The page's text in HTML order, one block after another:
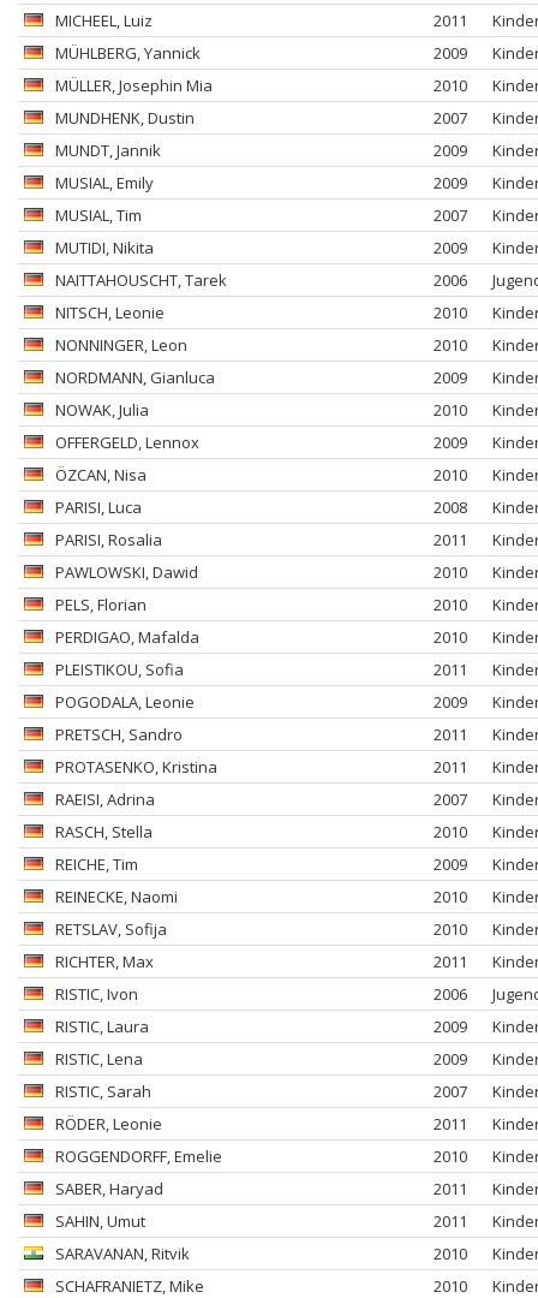
MICHEEL, Luiz 2011
MÜHLBERG, Yannick 2009
MÜLLER, Josephin Mia 2010
MUNDHENK, Dustin 2007
MUNDT, Jannik 2009
MUSIAL, Emily 2009
MUSIAL, Tim 2007
MUTIDI, Nikita 2009
NAITTAHOUSCHT, Tarek 2006
NITSCH, Leonie 2010
NONNINGER, Leon 2010
NORDMANN, Gianluca 2009
NOWAK, Julia 2010
OFFERGELD, Lennox 2009
ÖZCAN, Nisa 2010
PARISI, Luca 2008
PARISI, Rosalia 2011
PAWLOWSKI, Dawid 2010
PELS, Florian 2010
PERDIGAO, Mafalda 2010
PLEISTIKOU, Sofia 2011
POGODALA, Leonie 2009
PRETSCH, Sandro 2011
PROTASENKO, Kristina 2011
RAEISI, Adrina 2007
RASCH, Stella 2010
REICHE, Tim 2009
REINECKE, Naomi 2010
RETSLAV, Sofija 2010
RICHTER, Max 2011
RISTIC, Ivon 2006
RISTIC, Laura 2009
RISTIC, Lena 2009
RISTIC, Sarah 2007
RÖDER, Leonie 2011
ROGGENDORFF, Emelie 2010
SABER, Haryad 2011
SAHIN, Umut 2011
SARAVANAN, Ritvik 2010
SCHAFRANIETZ, Mike 2010